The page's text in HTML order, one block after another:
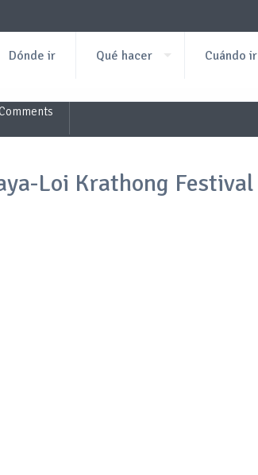
Dónde ir Qué hacer Cuándo ir
Loi Krathong Festival